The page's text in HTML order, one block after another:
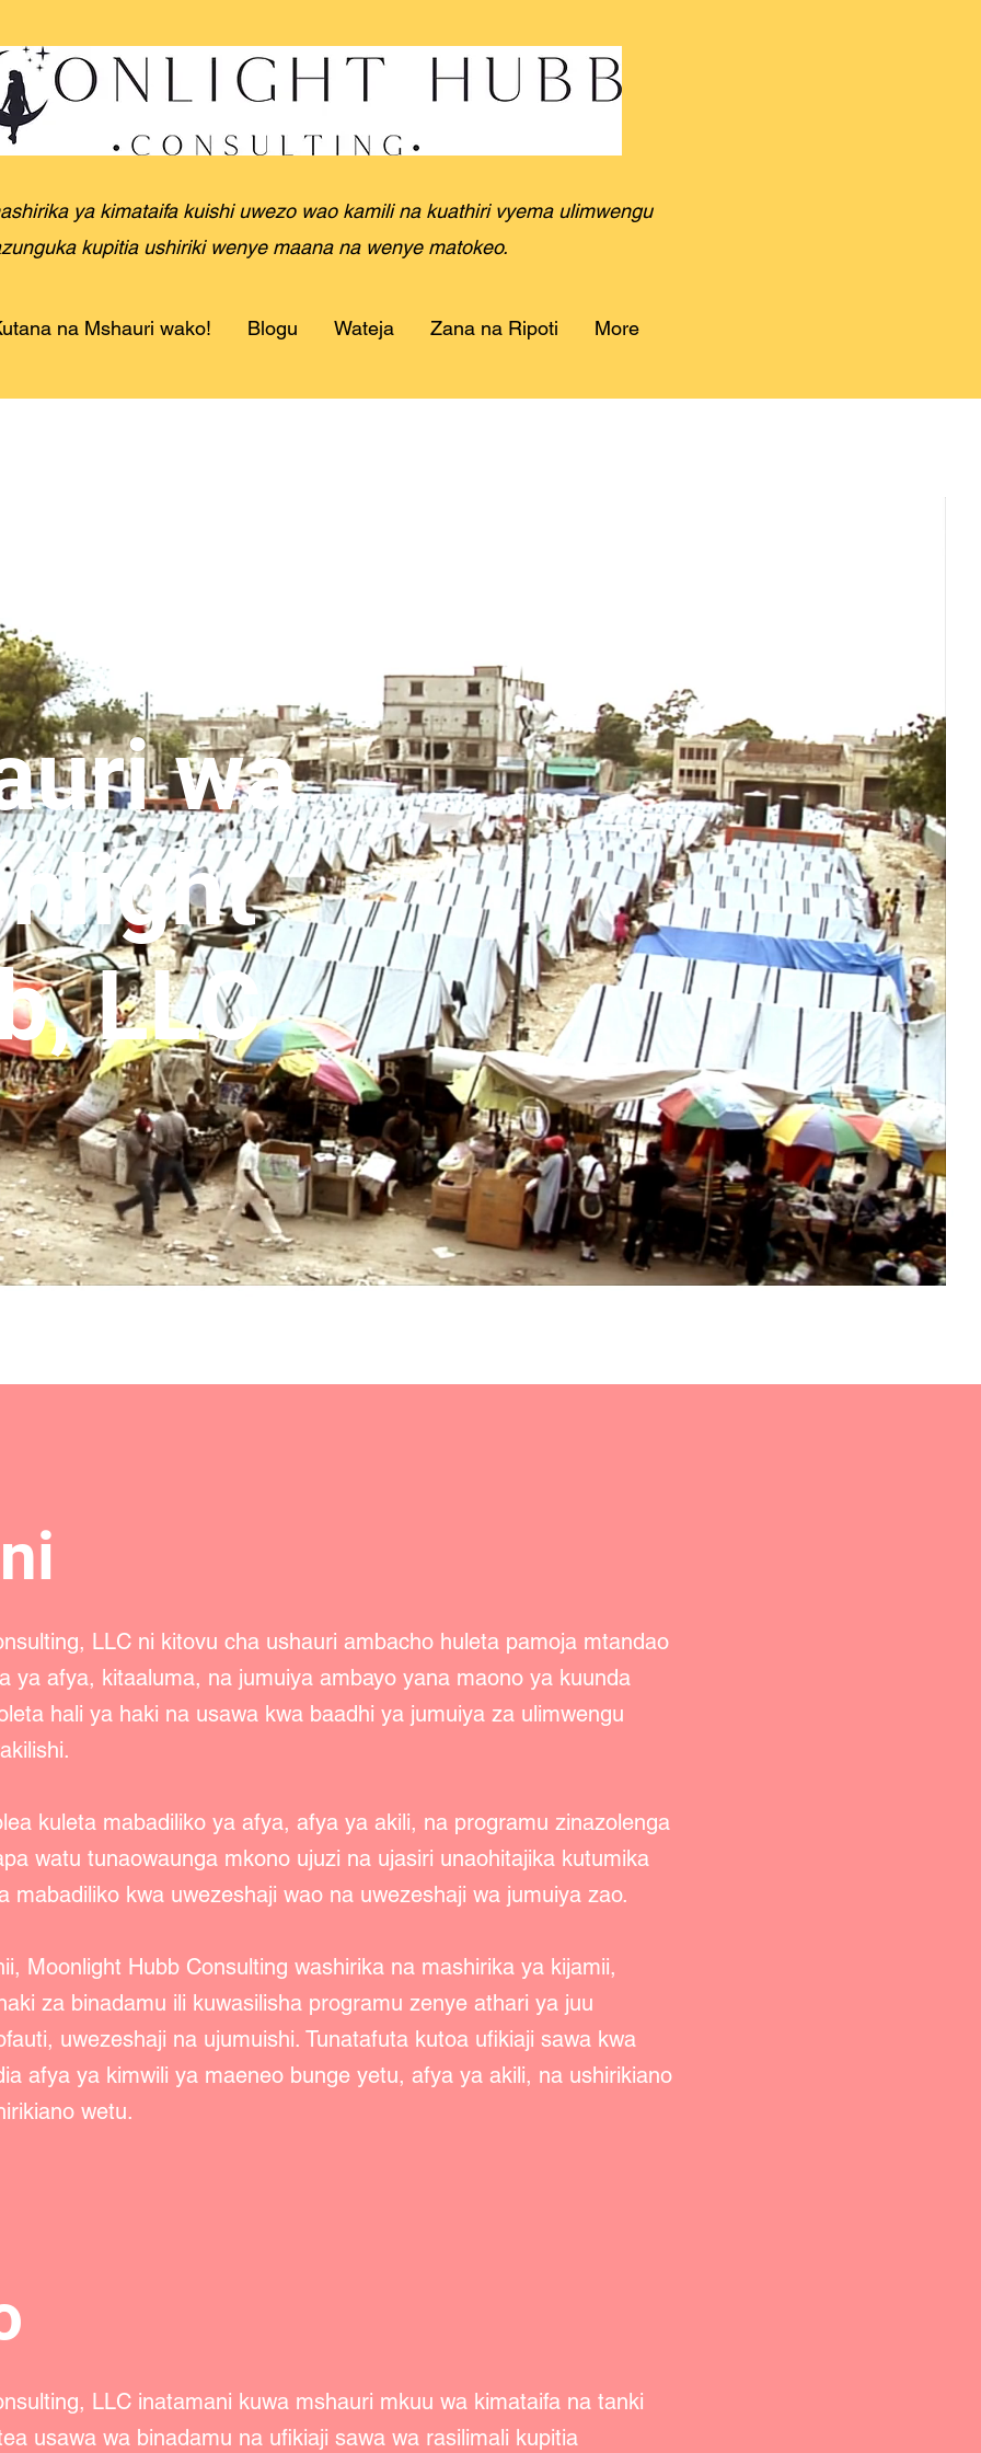
ya kimataifa kuishi uwezo wao kamili na kuathiri vyema ulimwengu
kupitia ushiriki wenye maana na wenye matokeo.
na Mshauri wako! Blogu Wateja Zana na Ripoti More
wa
LLC
LLC ni kitovu cha ushauri ambacho huleta pamoja mtandao
ya afya, kitaaluma, na jumuiya ambayo yana maono ya kuunda
hali ya haki na usawa kwa baadhi ya jumuiya za ulimwengu
kuleta mabadiliko ya afya, afya ya akili, na programu zinazolenga
watu tunaowaunga mkono ujuzi na ujasiri unaohitajika kutumika
mabadiliko kwa uwezeshaji wao na uwezeshaji wa jumuiya zao.
Moonlight Hubb Consulting washirika na mashirika ya kijamii,
za binadamu ili kuwasilisha programu zenye athari ya juu
uwezeshaji na ujumuishi. Tunatafuta kutoa ufikiaji sawa kwa
afya ya kimwili ya maeneo bunge yetu, afya ya akili, na ushirikiano
wetu.
LLC inatamani kuwa mshauri mkuu wa kimataifa na tanki
usawa wa binadamu na ufikiaji sawa wa rasilimali kupitia